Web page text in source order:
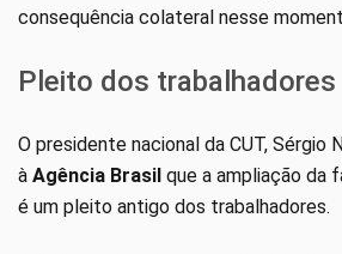
consequência colateral nesse
Pleito dos trabalhadores
O presidente nacional da CUT, Sérgio
à Agência Brasil que a ampliação da
é um pleito antigo dos trabalhadores.